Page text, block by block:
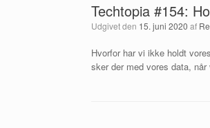
Techtopia #154:
Udgivet den 15. juni 2020 af
Hvorfor har vi ikke holdt
sker der med vores data,